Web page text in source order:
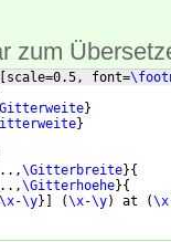
zum
scale=0.5, font=
}
}
\Gitterbreite}{
\Gitterhoehe}{
\x-\y}] (\x-\y) at (\x